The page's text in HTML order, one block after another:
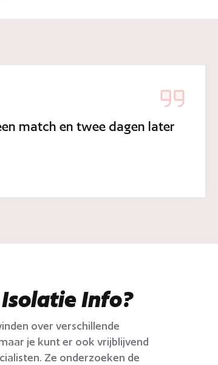
match en twee dagen later
Info?
over verschillende
je kunt er ook vrijblijvend
Ze onderzoeken de